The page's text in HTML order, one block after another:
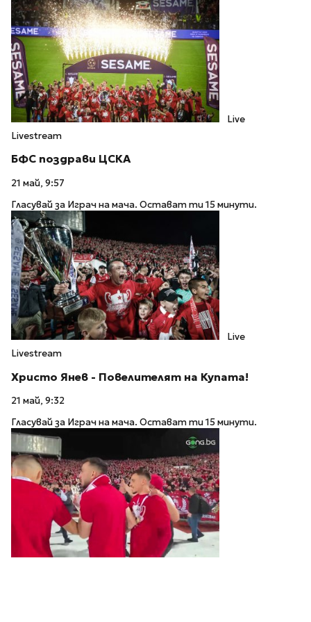
Live
Livestream
БФC поздрави ЦСКА
21 май, 9:57
Гласувай за Играч на мача. Остават ти 15 минути.
Live
Livestream
Христо Янев - Повелителят на Купата!
21 май, 9:32
Гласувай за Играч на мача. Остават ти 15 минути.